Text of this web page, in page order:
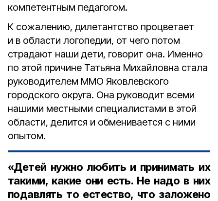
компетентным педагогом.
К сожалению, дилетантство процветает
и в области логопедии, от чего потом
страдают наши дети, говорит она. Именно
по этой причине Татьяна Михайловна стала
руководителем ММО Яковлевского
городского округа. Она руководит всеми
нашими местными специалистами в этой
области, делится и обменивается с ними
опытом.
«Детей нужно любить и принимать их
такими, какие они есть. Не надо в них
подавлять то естество, что заложено